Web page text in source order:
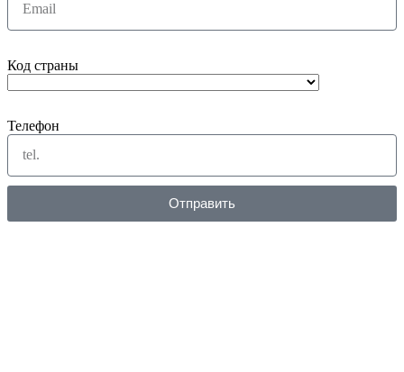
Код страны
Телефон
Отправить